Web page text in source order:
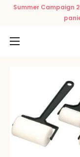
PasserSummer Campaign